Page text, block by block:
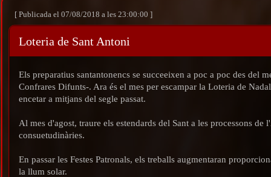
[ Publicada el 07/08/2018 a les 23:00:00 ]
Loteria de Sant Antoni
Els preparatius santantonencs se succeeixen a poc a poc des del
Confrares Difunts-. Ara és el mes per escampar la Loteria de
encetar a mitjans del segle passat.
Al mes d'agost, traure els estendards del Sant a les processons
consuetudinàries.
En passar les Festes Patronals, els treballs augmentaran
la llum solar.